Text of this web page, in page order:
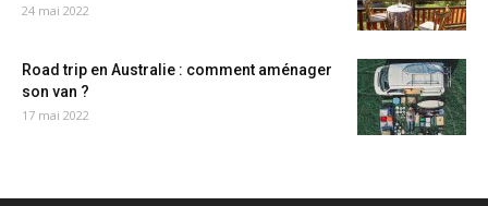
24 mai 2022
Road trip en Australie : comment aménager
son van ?
17 mai 2022